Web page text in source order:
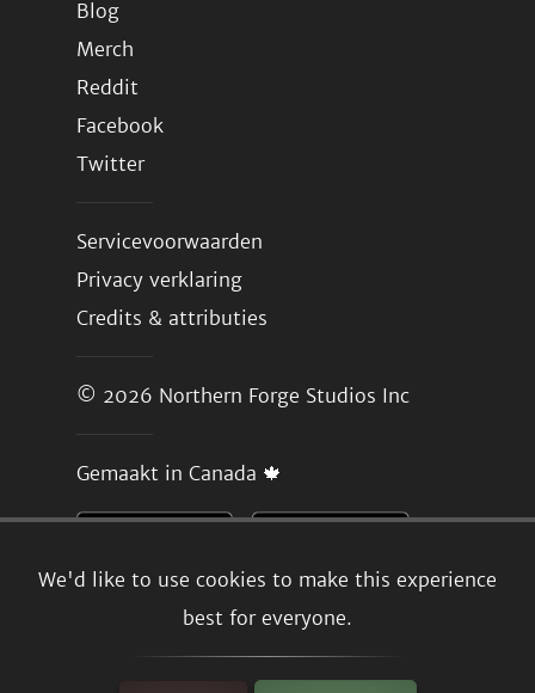
We'd like to use cookies to make this experience
best for everyone.
Blog
Merch
Reddit
Facebook
Twitter
Servicevoorwaarden
Privacy verklaring
Credits & attributies
© 2026 Northern Forge Studios Inc
Gemaakt in Canada 🍁